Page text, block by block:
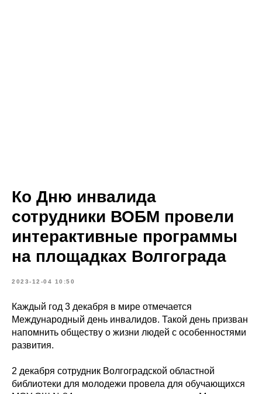
Ко Дню инвалида
сотрудники ВОБМ провели
интерактивные программы
на площадках Волгограда
2023-12-04 10:50
Каждый год 3 декабря в мире отмечается
Международный день инвалидов. Такой день призван
напомнить обществу о жизни людей с особенностями
развития.
2 декабря сотрудник Волгоградской областной
библиотеки для молодежи провела для обучающихся